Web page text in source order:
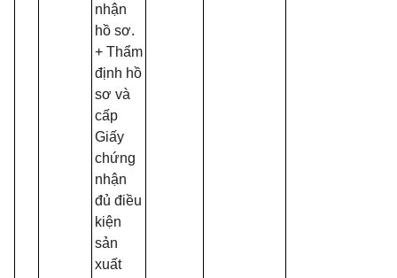
nhận
hồ sơ.
+ Thẩm
định hồ
sơ và
cấp
Giấy
chứng
nhận
đủ điều
kiện
sản
xuất